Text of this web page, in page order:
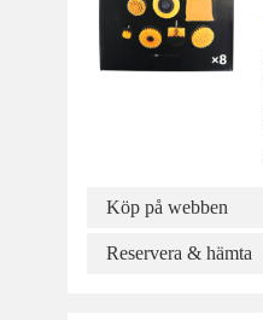
Köp på webben
Reservera & hämta